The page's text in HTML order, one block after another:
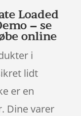
Loaded
– se
online
i
lidt
er en
Dine varer